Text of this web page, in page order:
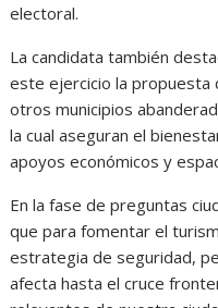
electoral.
La candidata también
este ejercicio la propuesta
otros municipios
la cual aseguran el
apoyos económicos y
En la fase de preguntas
que para fomentar el
estrategia de seguridad,
afecta hasta el cruce